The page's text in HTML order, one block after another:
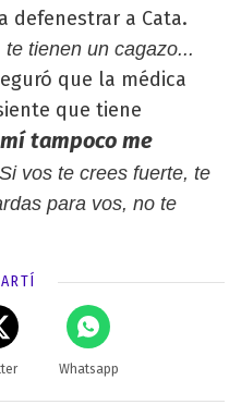
defenestrar a Cata.
tienen un cagazo...
que la médica
que tiene
mí tampoco me
Si vos te crees fuerte, te
para vos, no te
Whatsapp